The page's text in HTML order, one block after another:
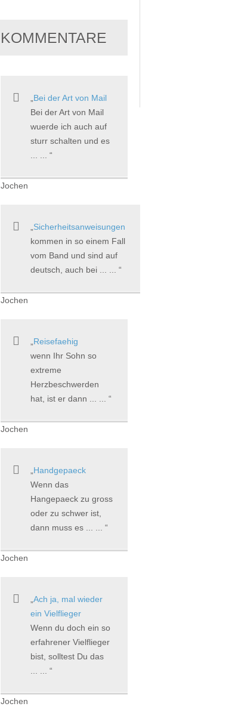
KOMMENTARE
Bei der Art von Mail
Bei der Art von Mail
wuerde ich auch auf
sturr schalten und es
... ...
Jochen
Sicherheitsanweisungen
kommen in so einem Fall
vom Band und sind auf
deutsch, auch bei ... ...
Jochen
Reisefaehig
wenn Ihr Sohn so
extreme
Herzbeschwerden
hat, ist er dann ... ...
Jochen
Handgepaeck
Wenn das
Hangepaeck zu gross
oder zu schwer ist,
dann muss es ... ...
Jochen
Ach ja, mal wieder
ein Vielflieger
Wenn du doch ein so
erfahrener Vielflieger
bist, solltest Du das
... ...
Jochen